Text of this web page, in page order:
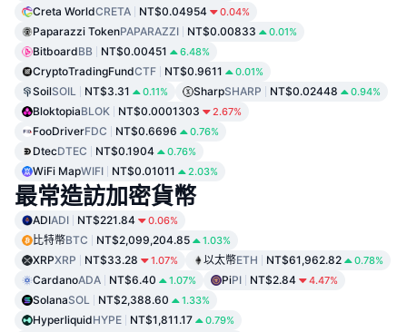
Creta WorldCRETA NT$0.04954 0.04%
Paparazzi TokenPAPARAZZI NT$0.00833 0.01%
BitboardBB NT$0.00451 6.48%
CryptoTradingFundCTF NT$0.9611 0.01%
SoilSOIL NT$3.31 0.11% SharpSHARP NT$0.02448 0.94%
BloktopiaBLOK NT$0.0001303 2.67%
FooDriverFDC NT$0.6696 0.76%
DtecDTEC NT$0.1904 0.76%
WiFi MapWIFI NT$0.01011 2.03%
最常造訪加密貨幣
ADIADI NT$221.84 0.06%
比特幣BTC NT$2,099,204.85 1.03%
XRPXRP NT$33.28 1.07% 以太幣ETH NT$61,962.82 0.78%
CardanoADA NT$6.40 1.07% PiPI NT$2.84 4.47%
SolanaSOL NT$2,388.60 1.33%
HyperliquidHYPE NT$1,811.17 0.79%